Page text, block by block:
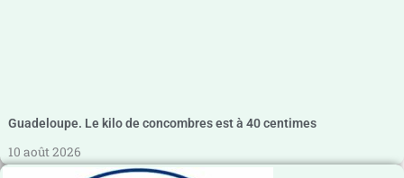
Guadeloupe. Le kilo de concombres est à 40 centimes
10 août 2026